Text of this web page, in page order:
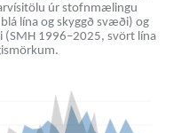
úr stofnmælingu
lína og skyggð svæði) og
1996–2025, svört lína